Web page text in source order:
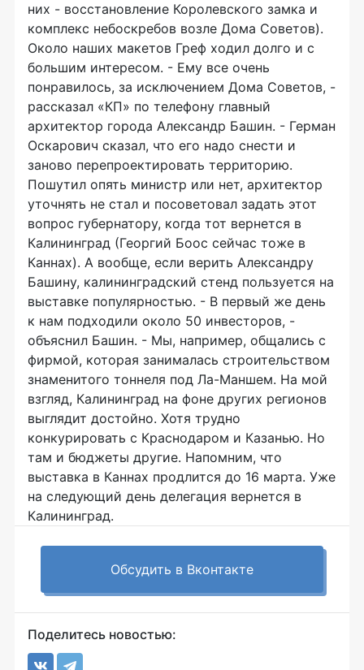
них - восстановление Королевского замка и
комплекс небоскребов возле Дома Советов).
Около наших макетов Греф ходил долго и с
большим интересом. - Ему все очень
понравилось, за исключением Дома Советов, -
рассказал «КП» по телефону главный
архитектор города Александр Башин. - Герман
Оскарович сказал, что его надо снести и
заново перепроектировать территорию.
Пошутил опять министр или нет, архитектор
уточнять не стал и посоветовал задать этот
вопрос губернатору, когда тот вернется в
Калининград (Георгий Боос сейчас тоже в
Каннах). А вообще, если верить Александру
Башину, калининградский стенд пользуется на
выставке популярностью. - В первый же день
к нам подходили около 50 инвесторов, -
объяснил Башин. - Мы, например, общались с
фирмой, которая занималась строительством
знаменитого тоннеля под Ла-Маншем. На мой
взгляд, Калининград на фоне других регионов
выглядит достойно. Хотя трудно
конкурировать с Краснодаром и Казанью. Но
там и бюджеты другие. Напомним, что
выставка в Каннах продлится до 16 марта. Уже
на следующий день делегация вернется в
Калининград.
Обсудить в Вконтакте
Поделитесь новостью: